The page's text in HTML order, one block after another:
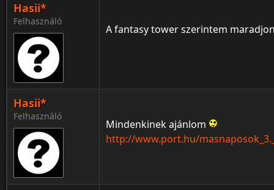
Hasii*
Felhasználó
A fantasy tower szerintem
Hasii*
Felhasználó
Mindenkinek ajánlom
http://www.port.hu/